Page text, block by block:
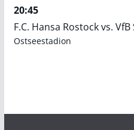
20:45
F.C. Hansa Rostock vs.
Ostseestadion